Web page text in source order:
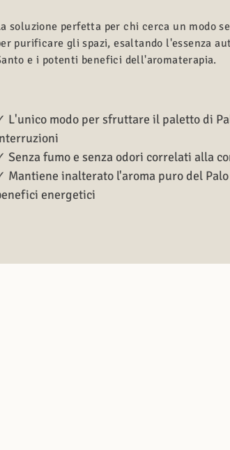
soluzione perfetta per chi cerca un modo
purificare gli spazi, esaltando l'essenza
e i potenti benefici dell'aromaterapia.
L'unico modo per sfruttare il paletto di
Senza fumo e senza odori correlati alla
Mantiene inalterato l'aroma puro del Palo
energetici